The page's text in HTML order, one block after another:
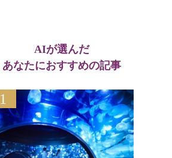
AIが選んだ
あなたにおすすめの記事
1